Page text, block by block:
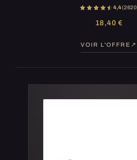
4,4(2
18,40 €
VOIR L'OFFRE